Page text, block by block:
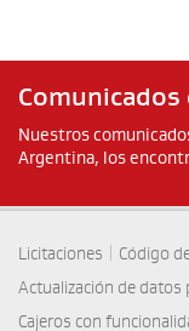
Comunicados
Nuestros
Argentina, los
Licitaciones Código
Actualización de datos
Cajeros con